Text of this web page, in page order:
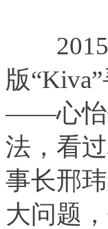
2015
版
——心怡
法，看
事长邢
大问题